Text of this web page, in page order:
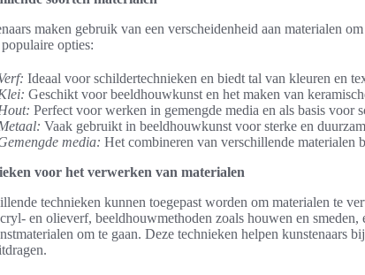
maken gebruik van een verscheidenheid aan materialen
opties:
Ideaal voor schildertechnieken en biedt tal van kleuren en
Geschikt voor beeldhouwkunst en het maken van
Perfect voor werken in gemengde media en als basis voor
Vaak gebruikt in beeldhouwkunst voor sterke en
media: Het combineren van verschillende
voor het verwerken van materialen
technieken kunnen toegepast worden om materialen te
en olieverf, beeldhouwmethoden zoals houwen en
om te gaan. Deze technieken helpen kunstenaars